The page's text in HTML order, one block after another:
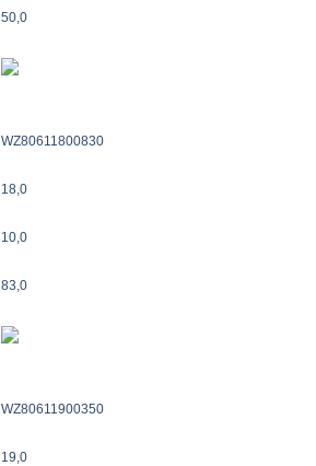
50,0
WZ80611800830
18,0
10,0
83,0
WZ80611900350
19,0